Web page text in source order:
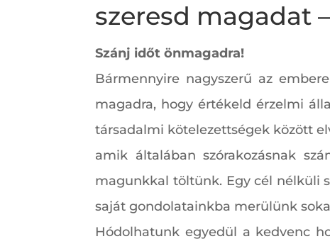
szeresd magadat
Szánj időt önmagadra!
Bármennyire nagyszerű az
magadra, hogy értékeld érzelmi
társadalmi kötelezettségek között
amik általában szórakozásnak
magunkkal töltünk. Egy cél nélküli
saját gondolatainkba merülünk
Hódolhatunk egyedül a kedvenc